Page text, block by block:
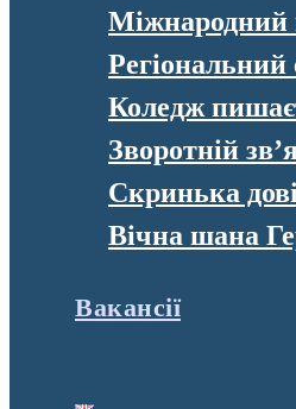
Міжнародний
Регіональний
Коледж
Зворотній
Скринька
Вічна шана
Вакансії